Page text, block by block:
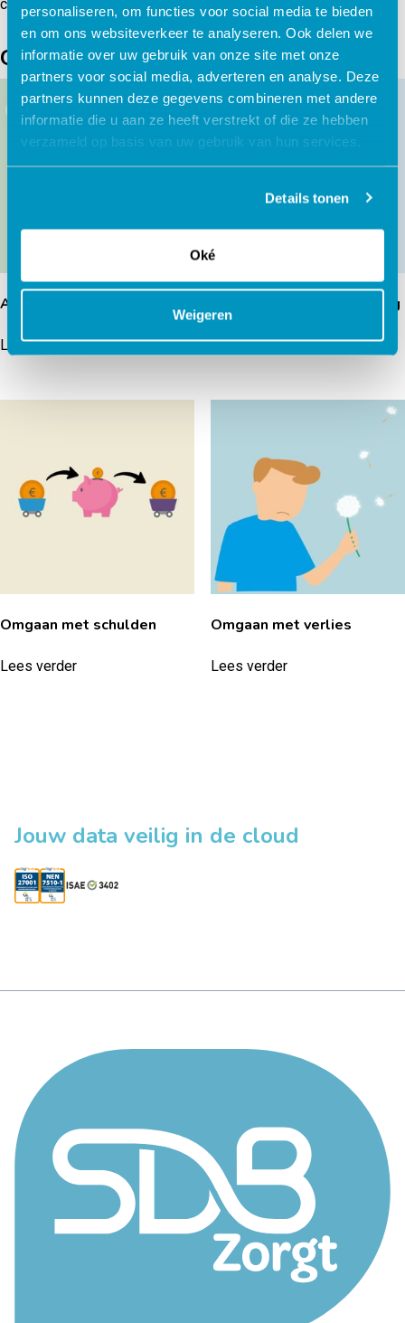
personaliseren, om functies voor social media te bieden
en om ons websiteverkeer te analyseren. Ook delen we
informatie over uw gebruik van onze site met onze
partners voor social media, adverteren en analyse. Deze
partners kunnen deze gegevens combineren met andere
informatie die u aan ze heeft verstrekt of die ze hebben
verzameld op basis van uw gebruik van hun services.
Details tonen
Oké
Weigeren
cognitieve gedragstherapie.
Gerelateerde producten
AR op Maat: Anders denken
Lees verder
Autisme informatie training
Lees verder
Omgaan met schulden
Lees verder
Omgaan met verlies
Lees verder
Jouw data veilig in de cloud